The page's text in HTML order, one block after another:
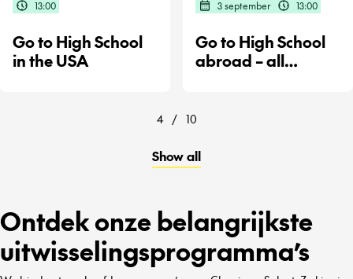
13:00
Go to High School
in the USA
3 september 13:00
Go to High School
abroad – all
4 / 10
Show all
Ontdek onze belangrijkste
uitwisselingsprogramma’s